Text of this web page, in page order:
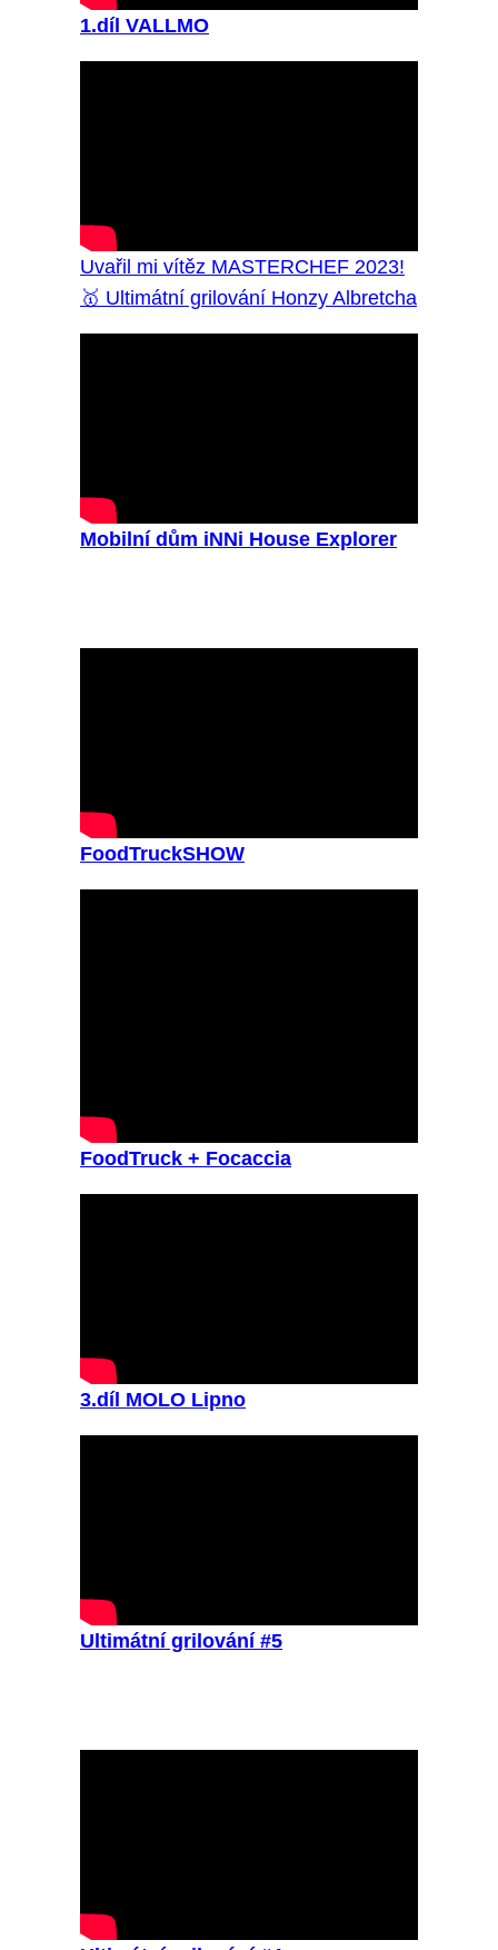
1.díl VALLMO
Uvařil mi vítěz MASTERCHEF 2023!
🥇 Ultimátní grilování Honzy Albretcha
Mobilní dům iNNi House Explorer
FoodTruckSHOW
FoodTruck + Focaccia
3.díl MOLO Lipno
Ultimátní grilování #5